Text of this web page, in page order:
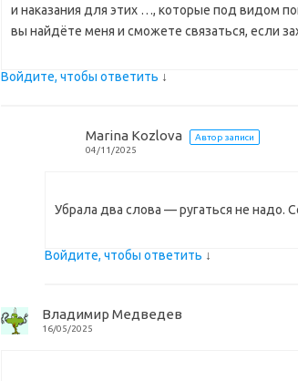
и наказания для этих …, которые под видом
вы найдёте меня и сможете связаться, если
Войдите, чтобы ответить ↓
Marina Kozlova
Автор записи
04/11/2025
Убрала два слова — ругаться не надо.
Войдите, чтобы ответить ↓
Владимир Медведев
16/05/2025